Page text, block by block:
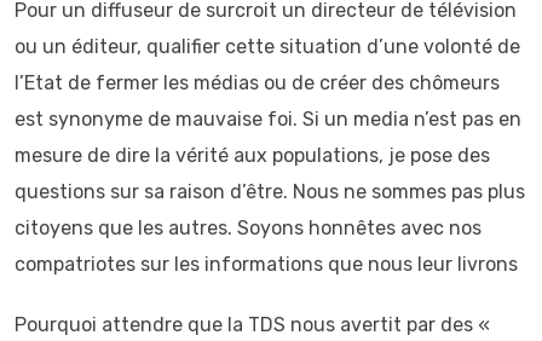
Pour un diffuseur de surcroit un directeur de télévision
ou un éditeur, qualifier cette situation d’une volonté de
l’Etat de fermer les médias ou de créer des chômeurs
est synonyme de mauvaise foi. Si un media n’est pas en
mesure de dire la vérité aux populations, je pose des
questions sur sa raison d’être. Nous ne sommes pas plus
citoyens que les autres. Soyons honnêtes avec nos
compatriotes sur les informations que nous leur livrons
Pourquoi attendre que la TDS nous avertit par des «